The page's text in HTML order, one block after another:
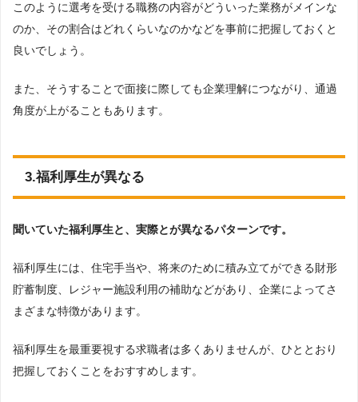
このように選考を受ける職務の内容がどういった業務がメインな
のか、その割合はどれくらいなのかなどを事前に把握しておくと
良いでしょう。
また、そうすることで面接に際しても企業理解につながり、通過
角度が上がることもあります。
3.福利厚生が異なる
聞いていた福利厚生と、実際とが異なるパターンです。
福利厚生には、住宅手当や、将来のために積み立てができる財形
貯蓄制度、レジャー施設利用の補助などがあり、企業によってさ
まざまな特徴があります。
福利厚生を最重要視する求職者は多くありませんが、ひととおり
把握しておくことをおすすめします。